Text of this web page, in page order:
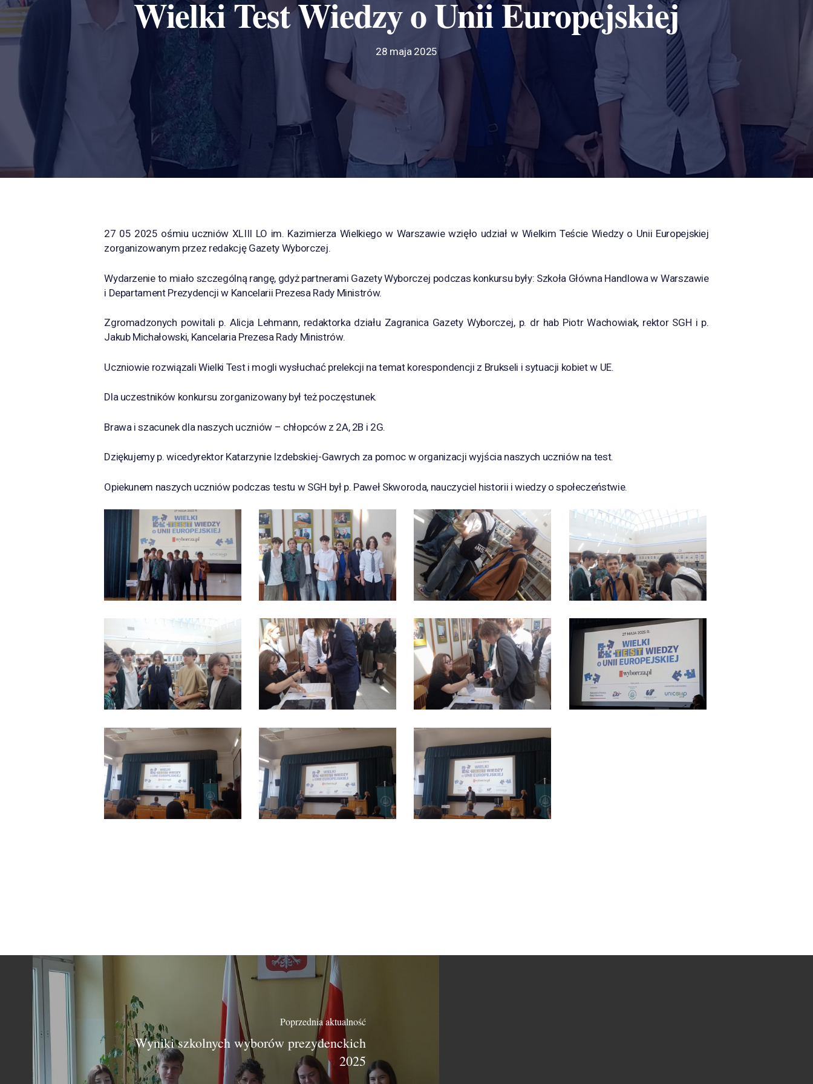
Wielki Test Wiedzy o Unii Europejskiej
28 maja 2025
27 05 2025 ośmiu uczniów XLIII LO im. Kazimierza Wielkiego w Warszawie wzięło udział w Wielkim Teście Wiedzy o Unii Europejskiej
zorganizowanym przez redakcję Gazety Wyborczej.
Wydarzenie to miało szczególną rangę, gdyż partnerami Gazety Wyborczej podczas konkursu były: Szkoła Główna Handlowa w Warszawie
i Departament Prezydencji w Kancelarii Prezesa Rady Ministrów.
Zgromadzonych powitali p. Alicja Lehmann, redaktorka działu Zagranica Gazety Wyborczej, p. dr hab Piotr Wachowiak, rektor SGH i p.
Jakub Michałowski, Kancelaria Prezesa Rady Ministrów.
Uczniowie rozwiązali Wielki Test i mogli wysłuchać prelekcji na temat korespondencji z Brukseli i sytuacji kobiet w UE.
Dla uczestników konkursu zorganizowany był też poczęstunek.
Brawa i szacunek dla naszych uczniów – chłopców z 2A, 2B i 2G.
Dziękujemy p. wicedyrektor Katarzynie Izdebskiej-Gawrych za pomoc w organizacji wyjścia naszych uczniów na test.
Opiekunem naszych uczniów podczas testu w SGH był p. Paweł Skworoda, nauczyciel historii i wiedzy o społeczeństwie.
Poprzednia aktualność
Wyniki szkolnych wyborów prezydenckich
2025